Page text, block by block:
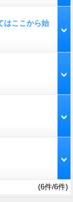
ここから始
(6件/6件)